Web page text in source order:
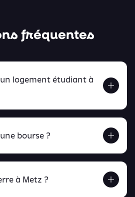
fréquentes
logement étudiant à
tout ça en cliquant ici !
bourse ?
à Metz ?